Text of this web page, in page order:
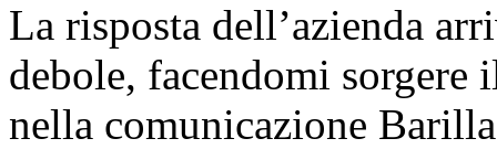
La risposta dell’azienda
debole, facendomi sorgere
nella comunicazione